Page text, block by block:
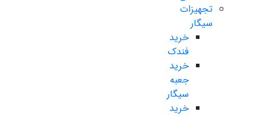
تجهیزات
سیگار
خرید
فندک
خرید
جعبه
سیگار
خرید